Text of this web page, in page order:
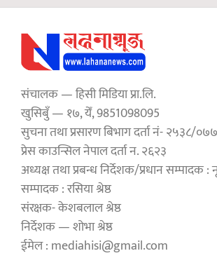
संचालक — हिसी मिडिया प्रा.लि.
खुसिबुँ — १७, येँ, 9851098095
सुचना तथा प्रसारण बिभाग दर्ता नं- २५३८/
प्रेस काउन्सिल नेपाल दर्ता न. २६२३
अध्यक्ष तथा प्रबन्ध निर्देशक/प्रधान सम्पादक :
सम्पादक : रसिया श्रेष्ठ
संरक्षक- केशबलाल श्रेष्ठ
निर्देशक — शोभा श्रेष्ठ
ईमेल : mediahisi@gmail.com